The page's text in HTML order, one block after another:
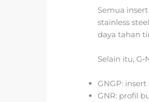
Semua
stainless
daya tahan
Selain itu,
GNGP:
GNR: profil